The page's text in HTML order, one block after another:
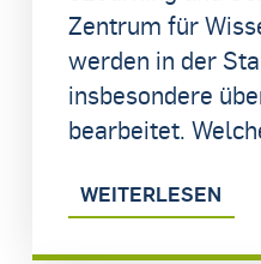
Zentrum für
werden in der
insbesondere
bearbeitet.
WEITERLESEN